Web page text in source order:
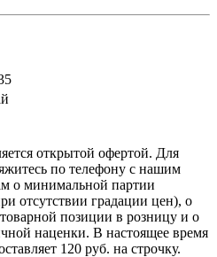
открытой офертой. Для
по телефону с нашим
о минимальной партии
отсутствии градации цен), о
позиции в розницу и о
наценки. В настоящее время
120 руб. на строчку.